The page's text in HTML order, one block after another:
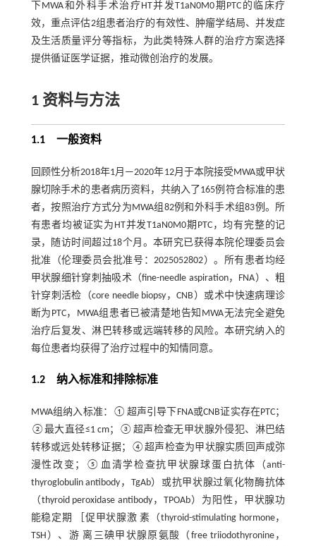
下MWA和外科手术治疗HT并发T1aN0M0期PTC的临床疗
效，重点评估2组患者治疗的有效性、肿瘤学结局、并发症
及生活质量评分等指标，为此类特殊人群的治疗方案选择
提供循证医学证据，推动微创治疗的发展。
1 资料与方法
1.1 一般资料
回顾性分析2018年1月—2020年12月于本院接受MWA或甲状
腺切除手术的患者病历资料，共纳入了165例符合标准的患
者，按照治疗方式分为MWA组82例和外科手术组83例。所
有患者均被证实为HT并发T1aN0M0期PTC，均有完整的记
录，随访时间超过18个月。本研究已获得本院伦理委员会
批准（伦理委员会批准号：2025052802）。所有患者均经
甲状腺细针穿刺抽吸术（fine-needle aspiration，FNA）、粗
针穿刺活检（core needle biopsy，CNB）或术中快速病理诊
断为PTC，MWA组患者已被清楚地告知MWA无法完全避免
治疗后复发、淋巴转移或远端转移的风险。本研究纳入的
每位患者均获得了治疗过程中的知情同意。
1.2 纳入标准和排除标准
MWA组纳入标准：①超声引导下FNA或CNB证实存在PTC；
②最大直径≤1 cm；③超声检查无甲状腺外侵犯、淋巴结
转移或远处转移证据；④超声检查为甲状腺实质回声成弥
漫性改变；⑤血清学检查抗甲状腺球蛋白抗体（anti-
thyroglobulin antibody，TgAb）或抗甲状腺过氧化物酶抗体
（thyroid peroxidase antibody，TPOAb）为阳性，甲状腺功
能稳定期 ［促甲状腺激 素（thyroid-stimulating hormone，
TSH）、游 离三碘甲状腺原氨酸（free triiodothyronine，